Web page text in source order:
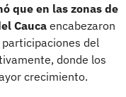
que en las zonas de
Cauca encabezaron
del
donde los
crecimiento.